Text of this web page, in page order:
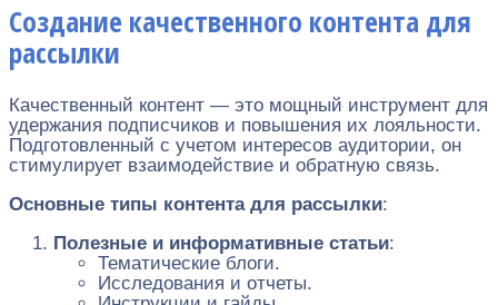
Создание качественного контента для
рассылки
Качественный контент — это мощный инструмент для
удержания подписчиков и повышения их лояльности.
Подготовленный с учетом интересов аудитории, он
стимулирует взаимодействие и обратную связь.
Основные типы контента для рассылки:
Полезные и информативные статьи:
Тематические блоги.
Исследования и отчеты.